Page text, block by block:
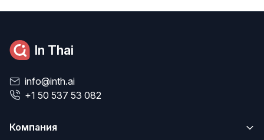
In Thai
info@inth.ai
+1 50 537 53 082
Компания